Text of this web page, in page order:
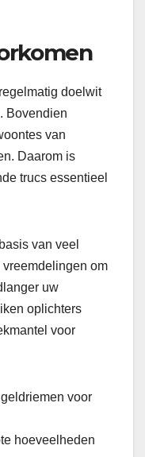
doelwit
Bovendien
van
Daarom is
trucs essentieel
van veel
om
uw
oplichters
voor
voor
hoeveelheden